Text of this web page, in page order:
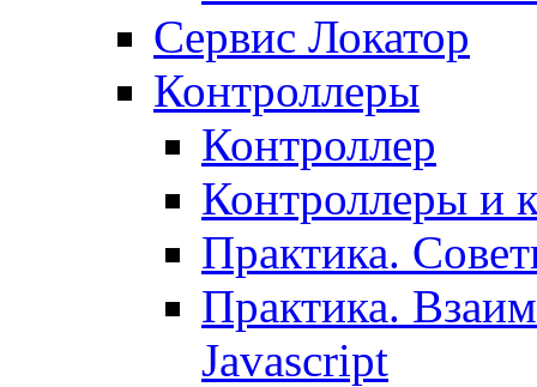
Сервис Локатор
Контроллеры
Контроллер
Контроллеры и
Практика.
Практика.
Javascript